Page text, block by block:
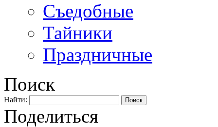
Съедобные
Тайники
Праздничные
Поиск
Найти:
Поделиться